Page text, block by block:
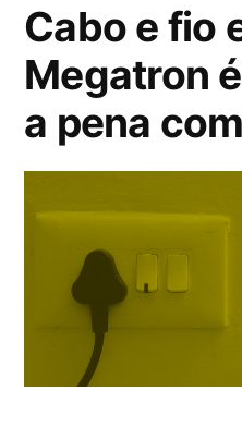
a
pena
Cabo e fio
Megatron
a pena